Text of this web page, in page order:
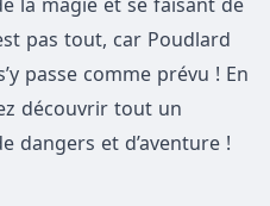
la magie et se faisant de
pas tout, car Poudlard
passe comme prévu ! En
découvrir tout un
dangers et d’aventure !